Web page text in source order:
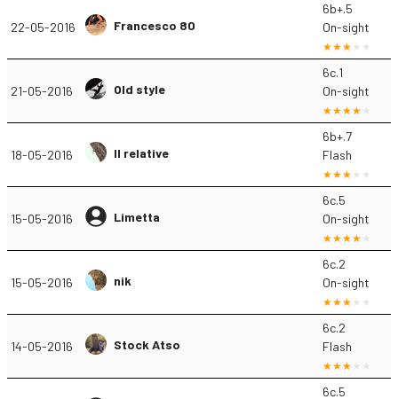
22-05-2016 Francesco 80
6b+.5
On-sight
21-05-2016 Old style
6c.1
On-sight
18-05-2016 Il relative
6b+.7
Flash
15-05-2016 Limetta
6c.5
On-sight
15-05-2016 nik
6c.2
On-sight
14-05-2016 Stock Atso
6c.2
Flash
6c.5